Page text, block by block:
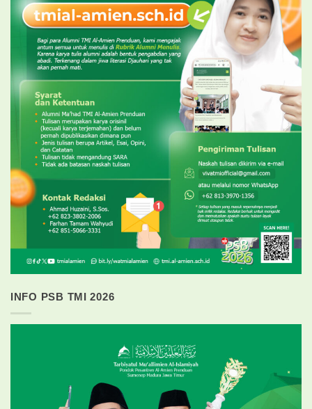
INFO PSB TMI 2026